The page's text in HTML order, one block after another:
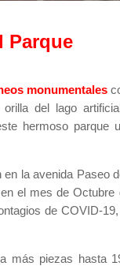
Parque
monumentales
del lago
hermoso parque
en la avenida Paseo
el mes de Octubre
de COVID-
más piezas hasta